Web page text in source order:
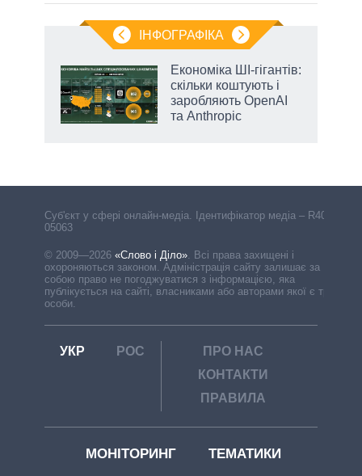
ІНФОГРАФІКА
Економіка ШІ-гігантів:
скільки коштують і
заробляють OpenAI
та Anthropic
Cуб'єкт у сфері онлайн-медіа. Ідентифікатор медіа – R40-
05063
© 2009—2026 «Слово і Діло» Всі права захищені і
охороняються законом. Адміністрація сайту залишає за
собою право не погоджуватися з інформацією, яка
публікується на сайті, власниками або авторами якої є треті
особи.
УКР РОС
ПРО НАС
КОНТАКТИ
ПРАВИЛА
МОНІТОРИНГ ТЕМАТИКИ